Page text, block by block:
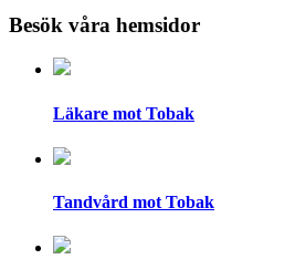
Besök våra hemsidor
Läkare mot Tobak
Tandvård mot Tobak